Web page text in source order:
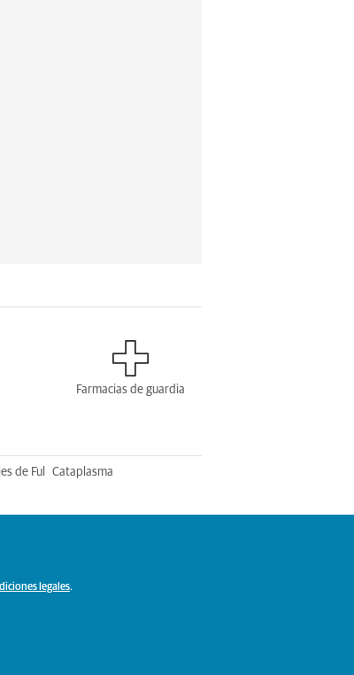
Farmacias de guardia
de Ful Cataplasma
legales.